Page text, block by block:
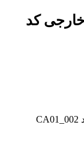
توپ فوتبال مولتن پرسی 5000 خارجی کد